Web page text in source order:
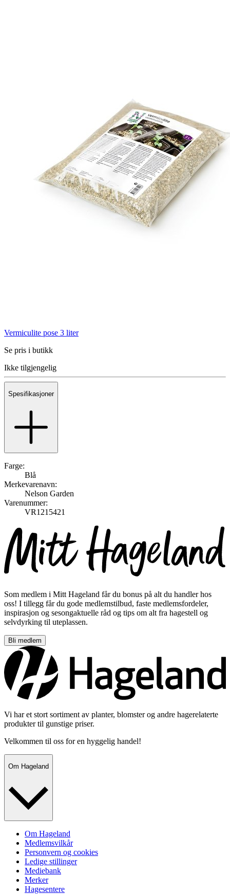
Vermiculite pose 3 liter
Se pris i butikk
Ikke tilgjengelig
Spesifikasjoner
Farge:
Blå
Merkevarenavn:
Nelson Garden
Varenummer:
VR1215421
Som medlem i Mitt Hageland får du bonus på alt du handler hos
oss! I tillegg får du gode medlemstilbud, faste medlemsfordeler,
inspirasjon og sesongaktuelle råd og tips om alt fra hagestell og
selvdyrking til uteplassen.
Bli medlem
Vi har et stort sortiment av planter, blomster og andre hagerelaterte
produkter til gunstige priser.
Velkommen til oss for en hyggelig handel!
Om Hageland
Om Hageland
Medlemsvilkår
Personvern og cookies
Ledige stillinger
Mediebank
Merker
Hagesentere